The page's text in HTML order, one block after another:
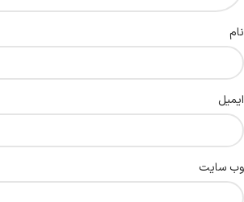
نام
ایمیل
وب‌ سایت